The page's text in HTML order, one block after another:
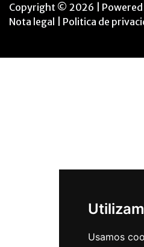
Usamos
Copyright © 2026 | Powered
Nota legal
Politica de